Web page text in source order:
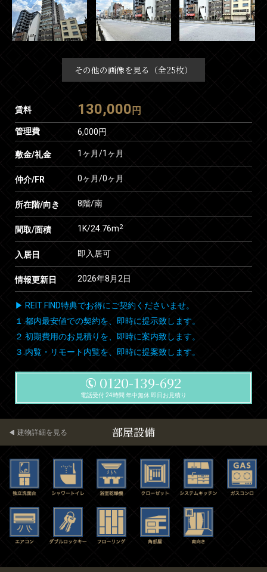
その他の画像を見る（全25枚）
賃料 130,000 円
管理費 6,000円
敷金/礼金 1ヶ月/1ヶ月
仲介/FR 0ヶ月/0ヶ月
所在階/向き 8階/南
間取/面積 1K/24.76m2
入居日 即入居可
情報更新日 2026年8月2日
▶ REIT FIND特典でお得にご契約くださいませ。
１.都内最安値での契約を、即時に提示致します。
２.初期費用のお見積りを、即時に案内致します。
３.内覧・リモート内覧を、即時に提案致します。
0120-139-692
電話受付 24時間 年中無休 即日お見積り
部屋設備
建物詳細を見る